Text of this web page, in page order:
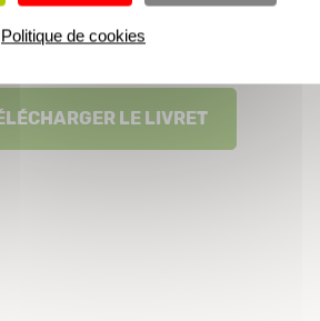
pour vos plantations
LE LIVRET
Politique de cookies